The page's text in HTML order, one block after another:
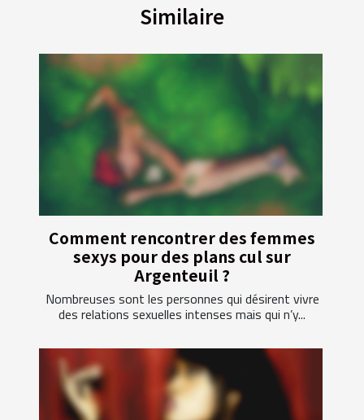
Similaire
Comment rencontrer des femmes
sexys pour des plans cul sur
Argenteuil ?
Nombreuses sont les personnes qui désirent vivre
des relations sexuelles intenses mais qui n’y...